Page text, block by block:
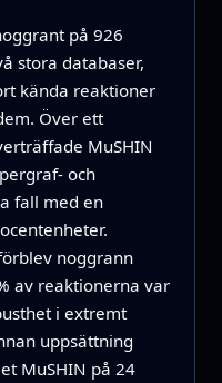
på 926
stora databaser,
kända reaktioner
Över ett
MuSHIN
och
fall med en
noggrann
av reaktionerna var
i extremt
uppsättning
MuSHIN på 24